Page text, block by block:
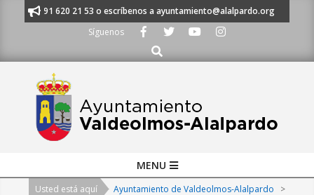
al 91 620 21 53 o escríbenos a ayuntamiento@alalpardo.org
Síguenos
Buscar
Navigation
MENU
Usted está aquí Ayuntamiento de Valdeolmos-Alalpardo
>